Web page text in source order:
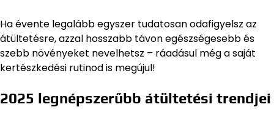
Ha évente legalább egyszer tudatosan odafigyelsz az
átültetésre, azzal hosszabb távon egészségesebb és
szebb növényeket nevelhetsz – ráadásul még a saját
kertészkedési rutinod is megújul!
2025 legnépszerűbb átültetési trendjei